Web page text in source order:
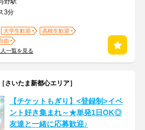
3分
大学生歓迎
高校生歓迎
由
一覧を見る
さいたま新都心エリア］
【チケットもぎり】<登録制>イベ
ント好き集まれ～★単発1日OK◎
友達と一緒に応募歓迎♪